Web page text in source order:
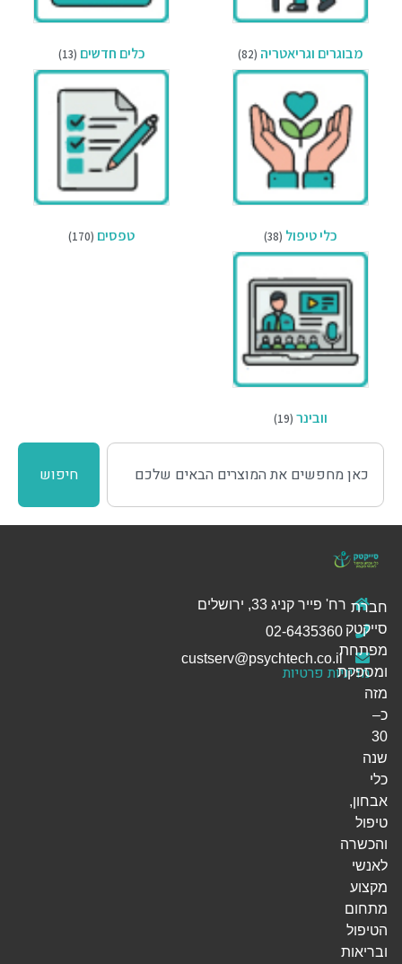
מבוגרים וגריאטריה (82) כלים חדשים (13)
כלי טיפול (38) טפסים (170)
וובינר (19)
חיפוש
רח' פייר קניג 33, ירושלים
מדיניות פרטיות
חברת
סייקטק
מפתחת
ומספקת
מזה
כ–
30
שנה
כלי
אבחון,
טיפול
והכשרה
לאנשי
מקצוע
מתחום
הטיפול
ובריאות